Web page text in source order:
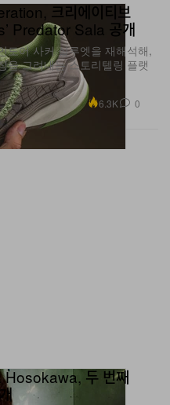
크리에이티브
Predator Sala 공개
도어 사커 실루엣을 재해석해,
을 그려내는 스토리텔링 플랫
6.3K 0
두 번째